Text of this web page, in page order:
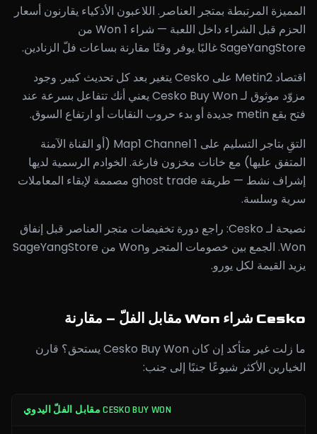
المميزة المرتبطة بمتجر العناصر. اللاعبون الأذكياء يقارنون أسعار
الحزم قبل الشراء داخل اللعبة — شراء 1 Won من
SageYangStore غالبًا يوفر وقتًا مقارنة بساعات فلّ الزنادين.
اقتصاد Metin2 على Cesko يتغير بعد كل تحديث كبير. وجود
مزوّد موثوق لـ Cesko Buy Won يعني أنك تتفاعل بسرعة عند
فتح بقع metin جديدة أو بدء حروب النقابات أو ارتفاع السوق.
التقِ بتاجر التسليم على Map1 Channel 1 (أو القناة الآمنة
المتفق عليها) مع خانات مخزون فارغة. الخوادم الرسمية لديها
إشراف نشط — طريقة ghost trade مصممة لإبقاء المعاملات
سرية وسلسة.
نصيحة لـ Cesko: راجع دورة تخفيضات متجر العناصر قبل إنفاق
Won. الجمع بين خصومات المتجر وWon من SageYangStore
يزيد القيمة لكل يورو.
Cesko شراء Won مقابل الفلّ – مقارنة
ما زلت غير متأكد إن كان Cesko Buy Won يستحق؟ قارن
الخيارين الأكثر شيوعًا جنبًا إلى جنب:
CESKO BUY WON مقابل الفلّ اليدوي